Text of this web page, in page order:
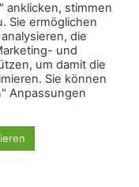
Ludwigsburg,
Kitzingen, Backnang,
Kreis, Hohenlimburg,
Balve, Plettenberg,
anklicken, stimmen
Sie ermöglichen
die
und
um damit die
Sie können
Anpassungen